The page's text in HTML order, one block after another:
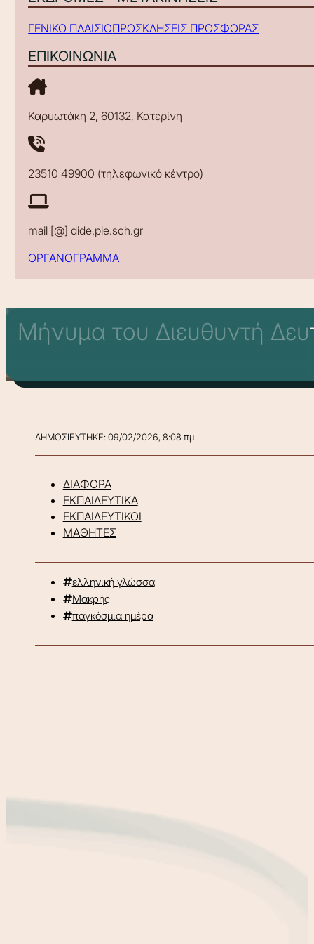
ΓΕΝΙΚΟ ΠΛΑΙΣΙΟΠΡΟΣΚΛΗΣΕΙΣ ΠΡΟΣΦΟΡΑΣ
ΕΠΙΚΟΙΝΩΝΙΑ
Καρυωτάκη 2, 60132, Κατερίνη
23510 49900 (τηλεφωνικό κέντρο)
mail [@] dide.pie.sch.gr
ΟΡΓΑΝΟΓΡΑΜΜΑ
Μήνυμα του Διευθυντή
ΔΗΜΟΣΙΕΥΤΗΚΕ: 09/02/2026, 8:08 πμ
ΔΙΑΦΟΡΑ
ΕΚΠΑΙΔΕΥΤΙΚΑ
ΕΚΠΑΙΔΕΥΤΙΚΟΙ
ΜΑΘΗΤΕΣ
ελληνική γλώσσα
Μακρής
παγκόσμια ημέρα